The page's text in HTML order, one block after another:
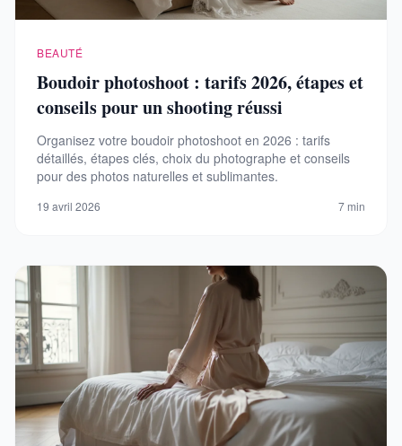
BEAUTÉ
Boudoir photoshoot : tarifs 2026, étapes et
conseils pour un shooting réussi
Organisez votre boudoir photoshoot en 2026 : tarifs
détaillés, étapes clés, choix du photographe et conseils
pour des photos naturelles et sublimantes.
19 avril 2026 7 min